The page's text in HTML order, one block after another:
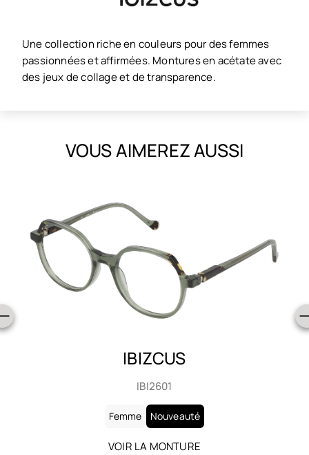
Une collection riche en couleurs pour des femmes
passionnées et affirmées. Montures en acétate avec
des jeux de collage et de transparence.
VOUS AIMEREZ AUSSI
IBIZCUS
IBI2601
Femme Nouveauté
VOIR LA MONTURE